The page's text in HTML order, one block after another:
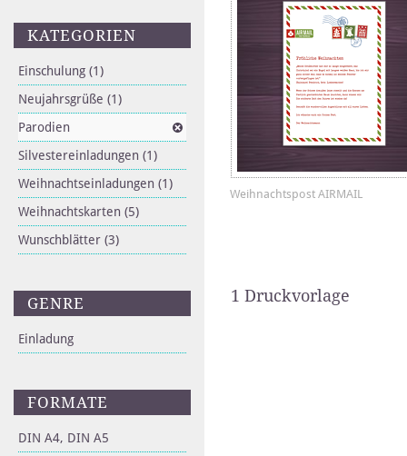
KATEGORIEN
Einschulung (1)
Neujahrsgrüße (1)
Parodien
Silvestereinladungen (1)
Weihnachtseinladungen (1)
Weihnachtskarten (5)
Wunschblätter (3)
GENRE
Einladung
FORMATE
DIN A4, DIN A5
Weihnachtspost AIRMAIL
1 Druckvorlage